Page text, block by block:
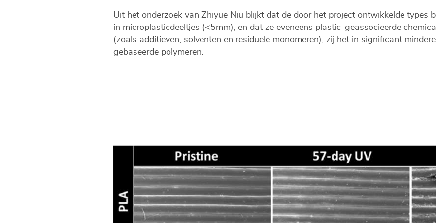
Uit het onderzoek van Zhiyue Niu blijkt dat de door het project ontwikkelde types
in microplasticdeeltjes (<5mm), en dat ze eveneens plastic-geassocieerde
(zoals additieven, solventen en residuele monomeren), zij het in significant
gebaseerde polymeren.